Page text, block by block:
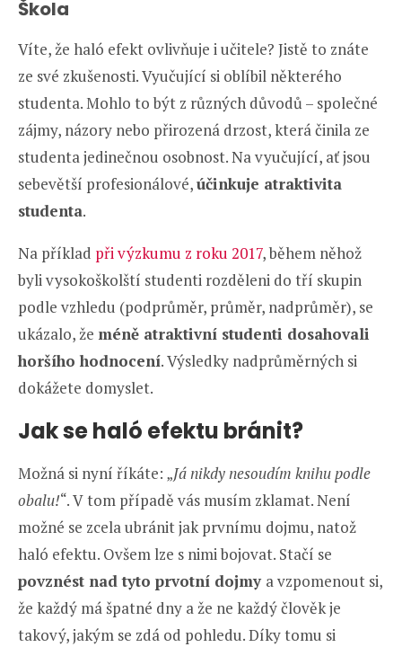
Škola
Víte, že haló efekt ovlivňuje i učitele? Jistě to znáte
ze své zkušenosti. Vyučující si oblíbil některého
studenta. Mohlo to být z různých důvodů – společné
zájmy, názory nebo přirozená drzost, která činila ze
studenta jedinečnou osobnost. Na vyučující, ať jsou
sebevětší profesionálové,účinkuje atraktivita
studenta.
Na příklad při výzkumu z roku 2017, během něhož
byli vysokoškolští studenti rozděleni do tří skupin
podle vzhledu (podprůměr, průměr, nadprůměr), se
ukázalo, že méně atraktivní studenti dosahovali
horšího hodnocení. Výsledky nadprůměrných si
dokážete domyslet.
Jak se haló efektu bránit?
Možná si nyní říkáte: „Já nikdy nesoudím knihu podle
obalu!“. V tom případě vás musím zklamat. Není
možné se zcela ubránit jak prvnímu dojmu, natož
haló efektu. Ovšem lze s nimi bojovat. Stačí se
povznést nad tyto prvotní dojmy a vzpomenout si,
že každý má špatné dny a že ne každý člověk je
takový, jakým se zdá od pohledu. Díky tomu si